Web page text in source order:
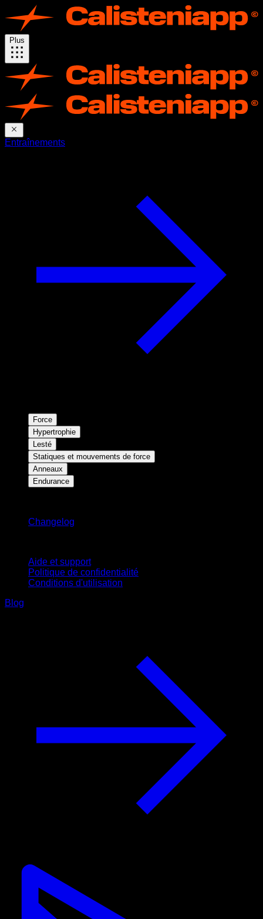
Plus
Entraînements
Force
Hypertrophie
Lesté
Statiques et mouvements de force
Anneaux
Endurance
Changelog
Aide et support
Politique de confidentialité
Conditions d'utilisation
Blog